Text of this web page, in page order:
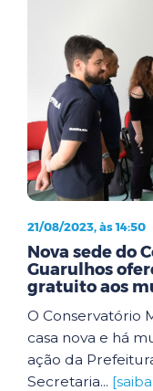
21/08/2023, às 14:50
Nova sede do
Guarulhos
gratuito aos
O Conservatório
casa nova e há
ação da
Secretaria...